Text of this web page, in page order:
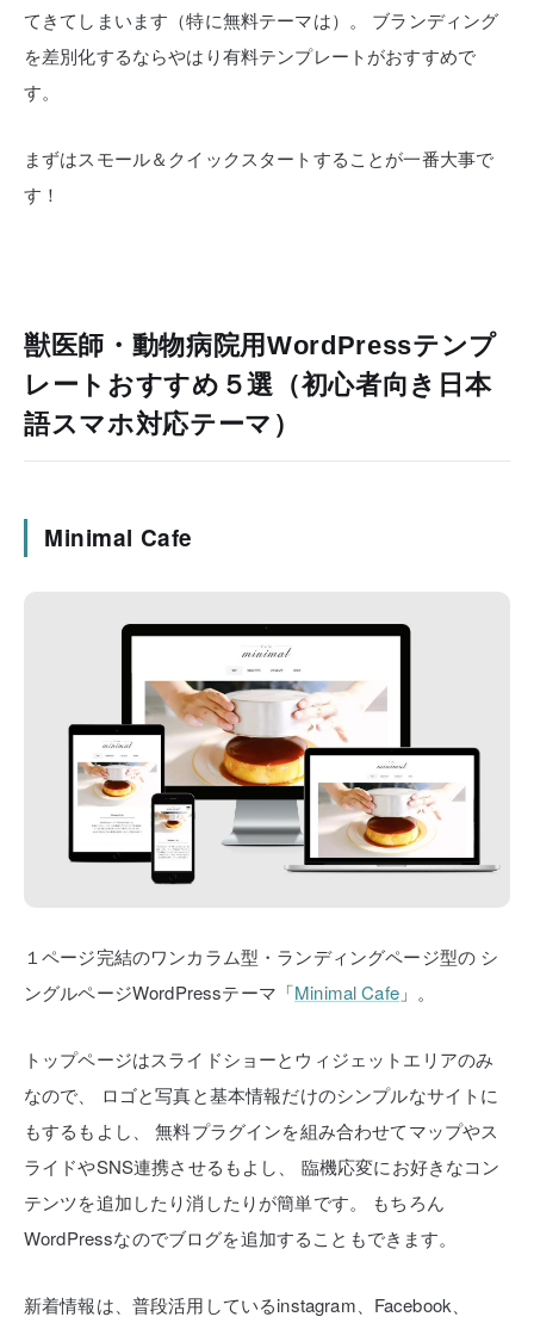
てきてしまいます（特に無料テーマは）。
ブランディング
を差別化するならやはり有料テンプレートがおすすめで
す。
まずはスモール＆クイックスタートすることが一番大事で
す！
獣医師・動物病院用WordPressテンプ
レートおすすめ５選（初心者向き日本
語スマホ対応テーマ）
Minimal Cafe
１ページ完結のワンカラム型・ランディングページ型の シ
ングルページWordPressテーマ「Minimal Cafe」。
トップページはスライドショーとウィジェットエリアのみ
なので、
ロゴと写真と基本情報だけのシンプルなサイトに
もするもよし、
無料プラグインを組み合わせてマップやス
ライドやSNS連携させるもよし、
臨機応変にお好きなコン
テンツを追加したり消したりが簡単です。
もちろん
WordPressなのでブログを追加することもできます。
新着情報は、普段活用しているinstagram、Facebook、